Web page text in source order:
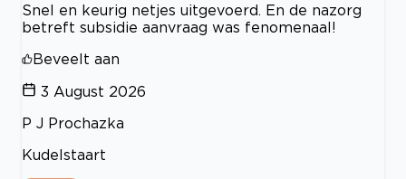
Snel en keurig netjes uitgevoerd. En de nazorg
betreft subsidie aanvraag was fenomenaal!
Beveelt aan
3 August 2026
P J Prochazka
Kudelstaart